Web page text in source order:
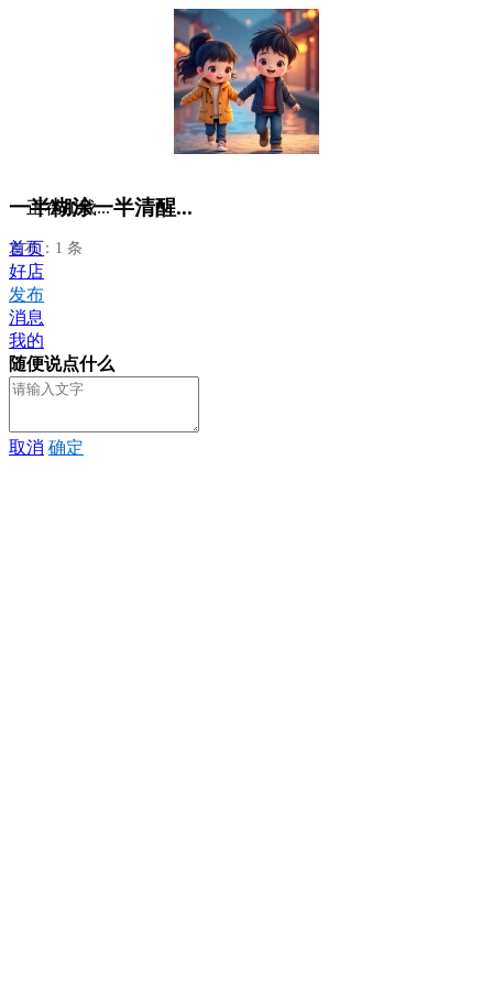
一半糊涂一半清醒...
发布：1 条
正在加载...
首页
好店
发布
消息
我的
随便说点什么
取消 确定